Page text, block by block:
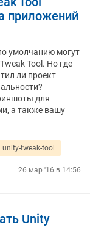
приложений
умолчанию могут
Tool. Но где
ли проект
для
а также вашу
unity-tweak-tool
26 мар '16 в 14:56
Unity